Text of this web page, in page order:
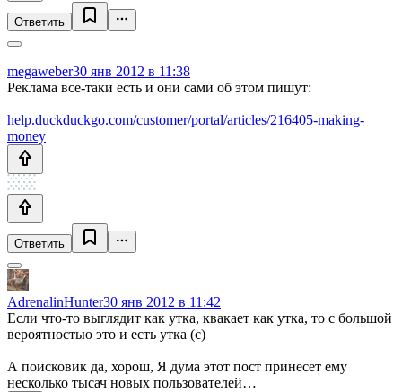
Ответить
megaweber30 янв 2012 в 11:38
Реклама все-таки есть и они сами об этом пишут:
help.duckduckgo.com/customer/portal/articles/216405-making-
money
Ответить
AdrenalinHunter30 янв 2012 в 11:42
Если что-то выглядит как утка, квакает как утка, то с большой
вероятностью это и есть утка (с)
А поисковик да, хорош, Я дума этот пост принесет ему
несколько тысач новых пользователей…